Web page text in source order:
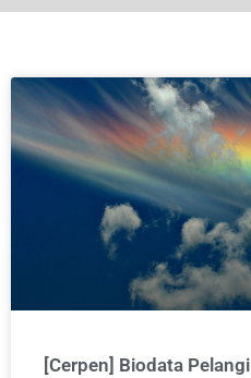
[Cerpen] Biodata Pelangi